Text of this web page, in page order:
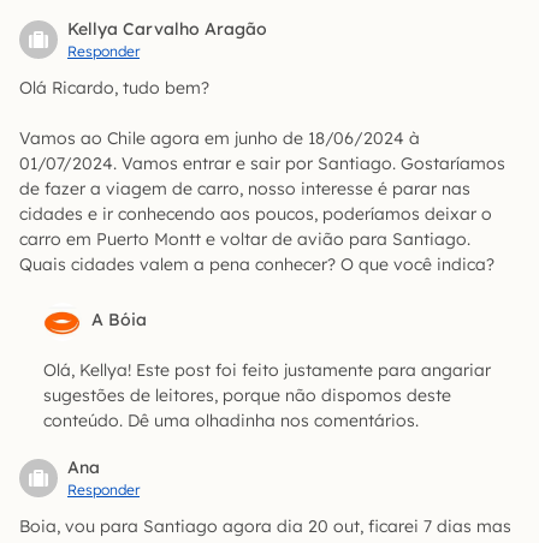
Kellya Carvalho Aragão
Responder
Olá Ricardo, tudo bem?
Vamos ao Chile agora em junho de 18/06/2024 à
01/07/2024. Vamos entrar e sair por Santiago. Gostaríamos
de fazer a viagem de carro, nosso interesse é parar nas
cidades e ir conhecendo aos poucos, poderíamos deixar o
carro em Puerto Montt e voltar de avião para Santiago.
Quais cidades valem a pena conhecer? O que você indica?
A Bóia
Olá, Kellya! Este post foi feito justamente para angariar
sugestões de leitores, porque não dispomos deste
conteúdo. Dê uma olhadinha nos comentários.
Ana
Responder
Boia, vou para Santiago agora dia 20 out, ficarei 7 dias mas